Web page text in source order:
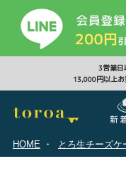
3営業日
13,000円以上お
新
HOME とろ生チーズケ